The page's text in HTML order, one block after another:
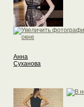
Анна
Суханова